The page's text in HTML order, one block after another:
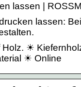
lassen |
lassen:
Holz. ☀
☀ Online